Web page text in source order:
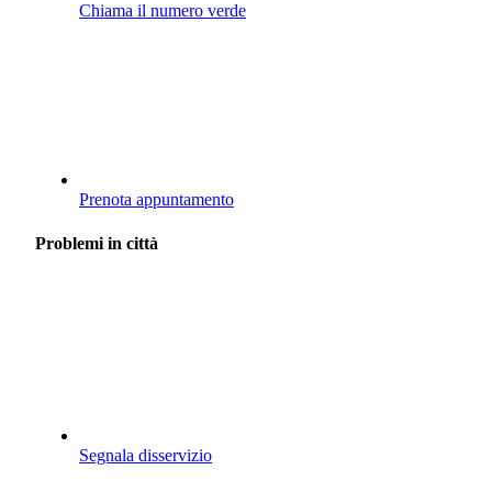
Chiama il numero verde
Prenota appuntamento
Problemi in città
Segnala disservizio